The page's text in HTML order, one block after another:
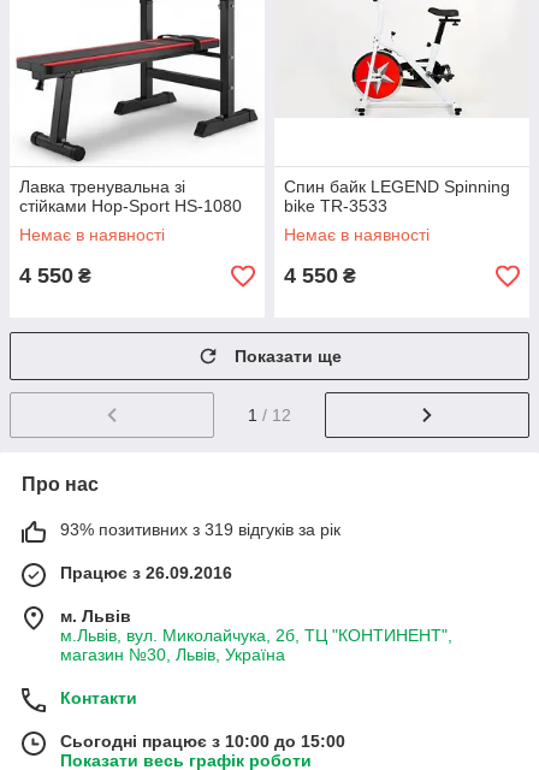
Лавка тренувальна зі
стійками Hop-Sport HS-1080
Немає в наявності
4 550 ₴
Спин байк LEGEND Spinning
bike TR-3533
Немає в наявності
4 550 ₴
Показати ще
1 / 12
Про нас
93% позитивних з 319 відгуків за рік
Працює з 26.09.2016
м. Львів
м.Львів, вул. Миколайчука, 2б, ТЦ "КОНТИНЕНТ",
магазин №30, Львів, Україна
Контакти
Сьогодні працює з 10:00 до 15:00
Показати весь графік роботи